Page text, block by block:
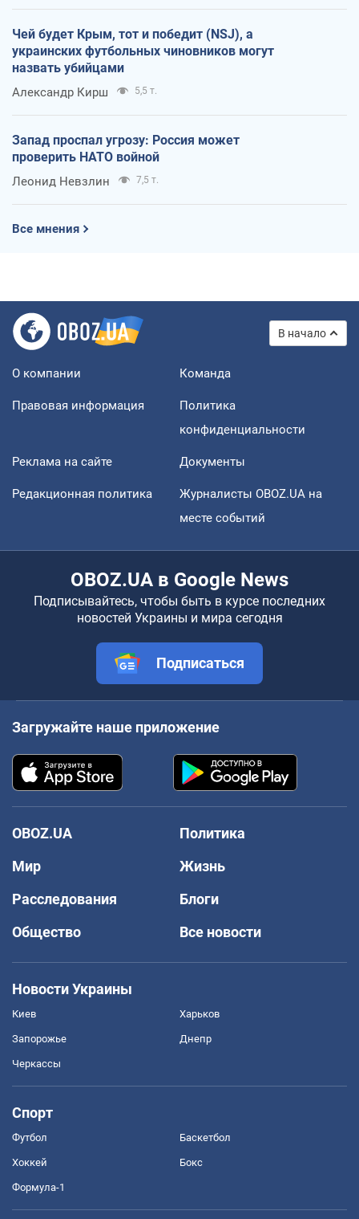
Чей будет Крым, тот и победит (NSJ), а
украинских футбольных чиновников могут
назвать убийцами
Александр Кирш 5,5 т.
Запад проспал угрозу: Россия может
проверить НАТО войной
Леонид Невзлин 7,5 т.
Все мнения
В начало
О компании Команда
Правовая информация
Политика
конфиденциальности
Реклама на сайте Документы
Редакционная политика
Журналисты OBOZ.UA на
месте событий
OBOZ.UA в Google News
Подписывайтесь, чтобы быть в курсе последних
новостей Украины и мира сегодня
Подписаться
Загружайте наше приложение
OBOZ.UA
Политика
Мир
Жизнь
Расследования
Блоги
Общество
Все новости
Новости Украины
Киев Харьков
Запорожье Днепр
Черкассы
Спорт
Футбол Баскетбол
Хоккей Бокс
Формула-1